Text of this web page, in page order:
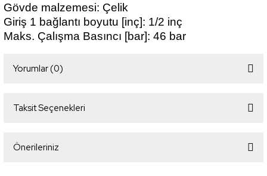
Gövde malzemesi: Çelik
Giriş 1 bağlantı boyutu [inç]: 1/2 inç
Maks. Çalışma Basıncı [bar]: 46 bar
Yorumlar (0)
Taksit Seçenekleri
Önerileriniz